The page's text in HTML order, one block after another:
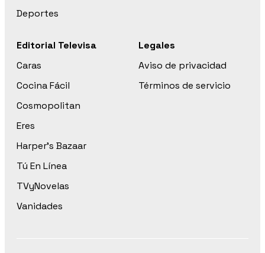
Deportes
Editorial Televisa
Caras
Cocina Fácil
Cosmopolitan
Eres
Harper’s Bazaar
Tú En Línea
TVyNovelas
Vanidades
Legales
Aviso de privacidad
Términos de servicio